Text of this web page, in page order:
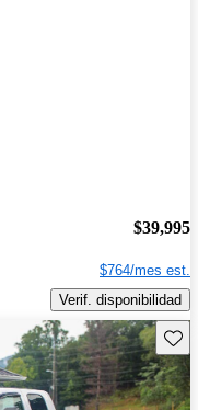
$39,995
$764/mes est.
Verif. disponibilidad